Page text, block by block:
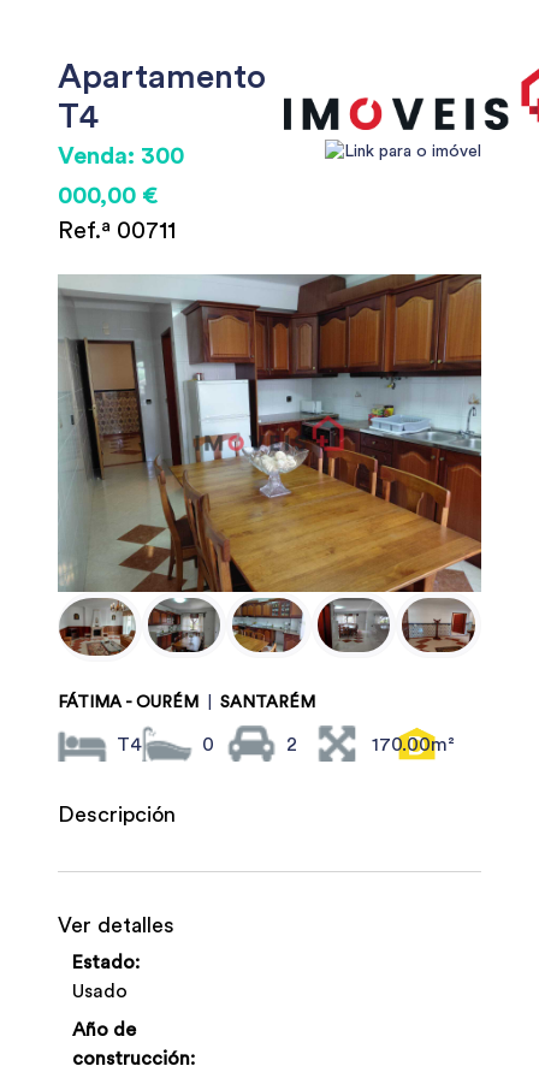
Apartamento
T4
Venda: 300
000,00 €
Ref.ª 00711
FÁTIMA - OURÉM SANTARÉM
T4 0 2 170.00m²
Descripción
Ver detalles
Estado:
Usado
Año de
construcción: